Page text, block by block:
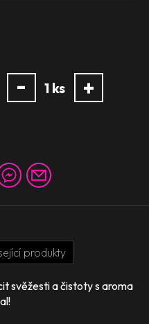
- 1 ks +
produkty
svěžesti a čistoty s aroma